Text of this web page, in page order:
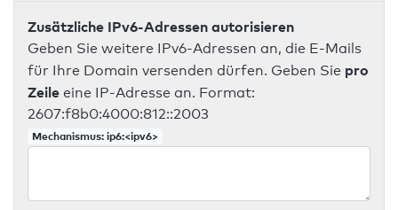
Zusätzliche IPv6-Adressen autorisieren
Geben Sie weitere IPv6-Adressen an, die E-Mails
für Ihre Domain versenden dürfen. Geben Sie pro
Zeile eine IP-Adresse an. Format:
2607:f8b0:4000:812::2003
Mechanismus: ip6:<ipv6>